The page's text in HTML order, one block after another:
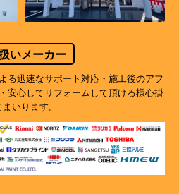
いメーカー
る迅速なサポート対応・施工後のアフ
安心してリフォームして頂ける様心掛
まいります。